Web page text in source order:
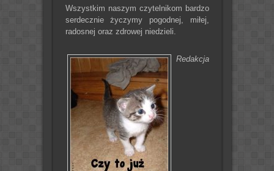
Wszystkim naszym czytelnikom bardzo
serdecznie życzymy pogodnej, miłej,
radosnej oraz zdrowej niedzieli.
Redakcja